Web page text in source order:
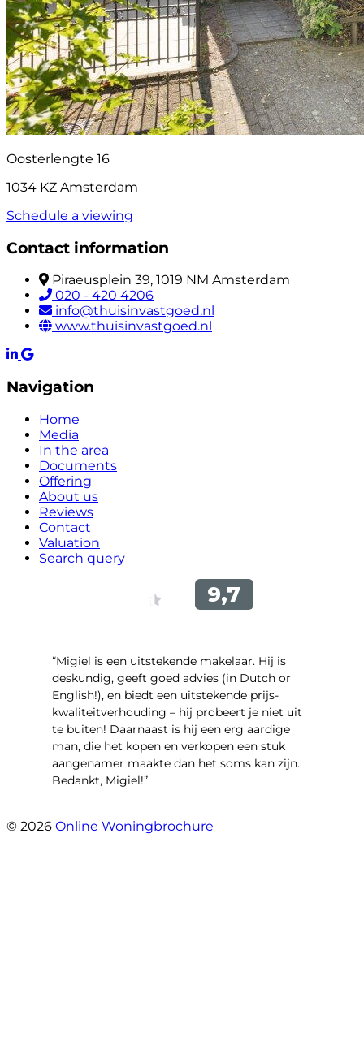
Oosterlengte 16
1034 KZ Amsterdam
Schedule a viewing
Contact information
Piraeusplein 39, 1019 NM Amsterdam
020 - 420 4206
info@thuisinvastgoed.nl
www.thuisinvastgoed.nl
Navigation
Home
Media
In the area
Documents
Offering
About us
Reviews
Contact
Valuation
Search query
“Migiel is een uitstekende makelaar. Hij is
deskundig, geeft goed advies (in Dutch or
English!), en biedt een uitstekende prijs-
kwaliteitverhouding – hij probeert je niet uit
te buiten! Daarnaast is hij een erg aardige
man, die het kopen en verkopen een stuk
aangenamer maakte dan het soms kan zijn.
Bedankt, Migiel!”
© 2026 Online Woningbrochure